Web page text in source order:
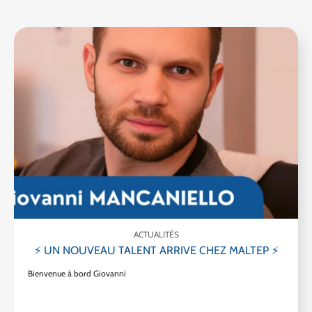
ACTUALITÉS
⚡ UN NOUVEAU TALENT ARRIVE CHEZ MALTEP ⚡
Bienvenue à bord Giovanni